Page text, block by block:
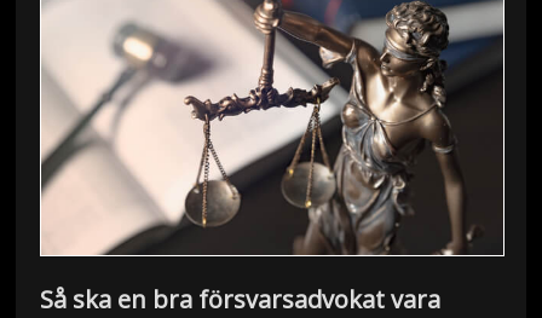
Så ska en bra försvarsadvokat vara